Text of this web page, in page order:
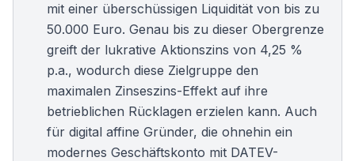
mit einer überschüssigen Liquidität von bis zu
50.000 Euro. Genau bis zu dieser Obergrenze
greift der lukrative Aktionszins von 4,25 %
p.a., wodurch diese Zielgruppe den
maximalen Zinseszins-Effekt auf ihre
betrieblichen Rücklagen erzielen kann. Auch
für digital affine Gründer, die ohnehin ein
modernes Geschäftskonto mit DATEV-